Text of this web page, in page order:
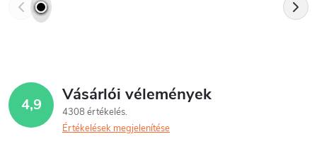
4,9 Vásárlói vélemények
4308 értékelés
Értékelések megjelenítése